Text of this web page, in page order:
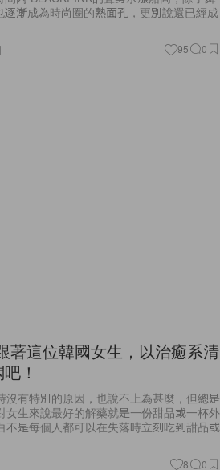
漸成為時尚圈的熟面孔，更別說還已經成
95 0
著這位韓國女生，以治癒系清
！
沒有特別的原因，也說不上為甚麼，但總是
女生來說最好的解藥就是一份甜品或一杯外
不是每個人都可以在失落時立刻吃到甜品或
8 0